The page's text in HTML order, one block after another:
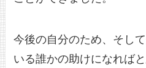
今後の自分のため、そし
いる誰かの助けになれば